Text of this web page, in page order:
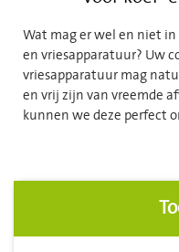
Wat mag er wel en niet
en vriesapparatuur? Uw
vriesapparatuur mag
en vrij zijn van vreemde
kunnen we deze perfect